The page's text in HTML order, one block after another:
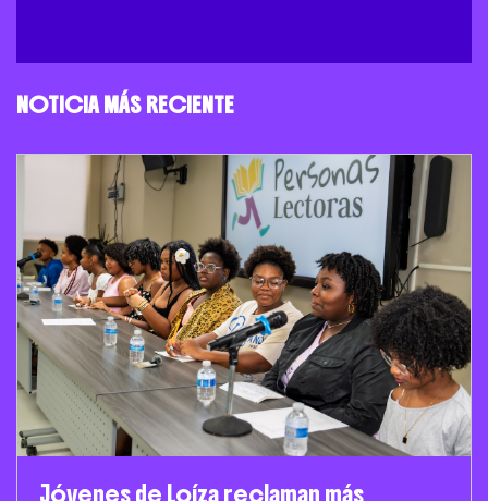
NOTICIA MÁS RECIENTE
Jóvenes de Loíza reclaman más